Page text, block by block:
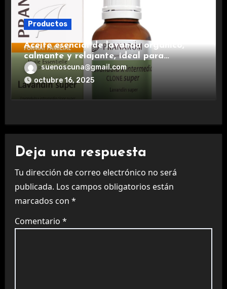
Productos
Aceite esencial de lavanda orgánico,
calmante y relajante, ideal para
aromaterapia.
suenoscuna@gmail.com
octubre 16, 2025
Deja una respuesta
Tu dirección de correo electrónico no será
publicada. Los campos obligatorios están
marcados con *
Comentario *